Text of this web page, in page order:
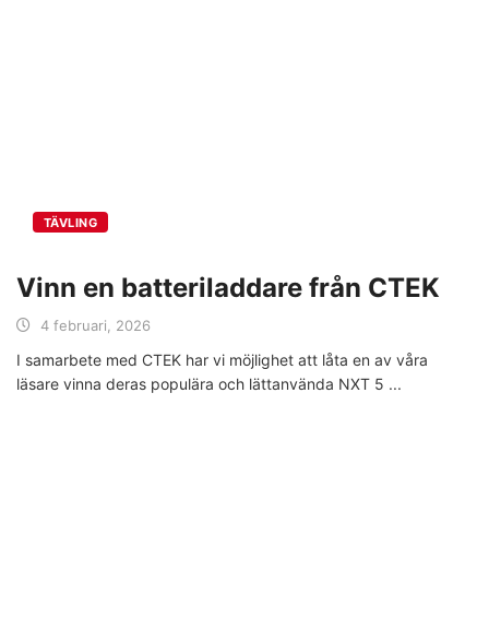
TÄVLING
Vinn en batteriladdare från CTEK
4 februari, 2026
I samarbete med CTEK har vi möjlighet att låta en av våra
läsare vinna deras populära och lättanvända NXT 5